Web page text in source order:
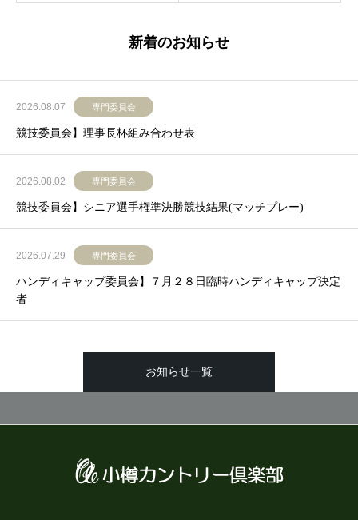
新着のお知らせ
2026.08.07 専門委員会
競技委員会】理事長杯組み合わせ表
2026.08.02 専門委員会
競技委員会】シニア選手権準決勝競技結果(マッチプレー)
2026.07.29 専門委員会
ハンディキャップ委員会】７月２８日臨時ハンディキャップ決定
者
お知らせ一覧